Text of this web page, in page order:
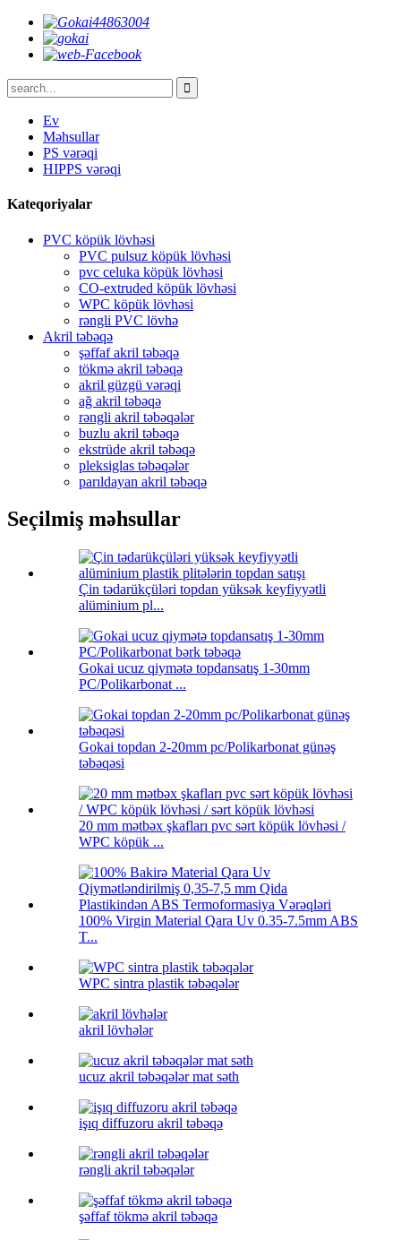
Ev
Məhsullar
PS vərəqi
HIPPS vərəqi
Kateqoriyalar
PVC köpük lövhəsi
PVC pulsuz köpük lövhəsi
pvc celuka köpük lövhəsi
CO-extruded köpük lövhəsi
WPC köpük lövhəsi
rəngli PVC lövhə
Akril təbəqə
şəffaf akril təbəqə
tökmə akril təbəqə
akril güzgü vərəqi
ağ akril təbəqə
rəngli akril təbəqələr
buzlu akril təbəqə
ekstrüde akril təbəqə
pleksiglas təbəqələr
parıldayan akril təbəqə
Seçilmiş məhsullar
Çin tədarükçüləri topdan yüksək keyfiyyətli
alüminium pl...
Gokai ucuz qiymətə topdansatış 1-30mm
PC/Polikarbonat ...
Gokai topdan 2-20mm pc/Polikarbonat günəş
təbəqəsi
20 mm mətbəx şkafları pvc sərt köpük lövhəsi /
WPC köpük ...
100% Virgin Material Qara Uv 0.35-7.5mm ABS
T...
WPC sintra plastik təbəqələr
akril lövhələr
ucuz akril təbəqələr mat səth
işıq diffuzoru akril təbəqə
rəngli akril təbəqələr
şəffaf tökmə akril təbəqə